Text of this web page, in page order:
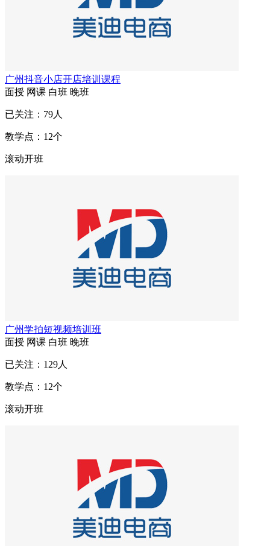
广州抖音小店开店培训课程
面授 网课 白班 晚班
已关注： 79人
教学点： 12个
滚动开班
广州学拍短视频培训班
面授 网课 白班 晚班
已关注： 129人
教学点： 12个
滚动开班